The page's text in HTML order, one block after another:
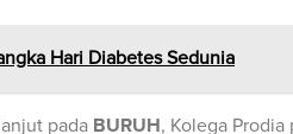
Hari Diabetes Sedunia
pada BURUH, Kolega